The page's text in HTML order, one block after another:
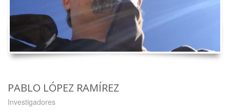
PABLO LÓPEZ RAMÍREZ
Investigadores